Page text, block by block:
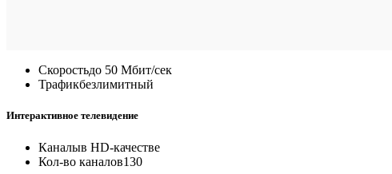
Скоростьдо 50 Мбит/сек
Трафикбезлимитный
Интерактивное телевидение
Каналыв HD-качестве
Кол-во каналов130